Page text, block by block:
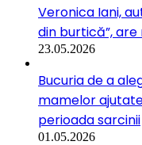
Veronica Iani,
din burtică”, are
23.05.2026
Bucuria de a
mamelor
perioada sarcinii
01.05.2026